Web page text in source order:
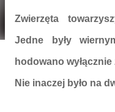
Zwierzęta
Jedne były
hodowano
Nie inaczej było na